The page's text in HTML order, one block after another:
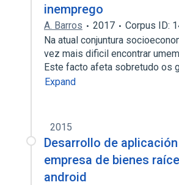
inemprego
A. Barros 2017
Corpus ID:
Na atual conjuntura
vez mais dificil encontrar
Este facto afeta sobretudo os
Expand
2015
Desarrollo de
empresa de bienes
android